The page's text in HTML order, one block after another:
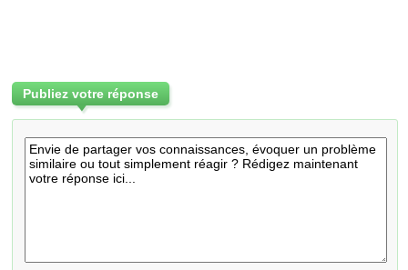
Publiez votre réponse